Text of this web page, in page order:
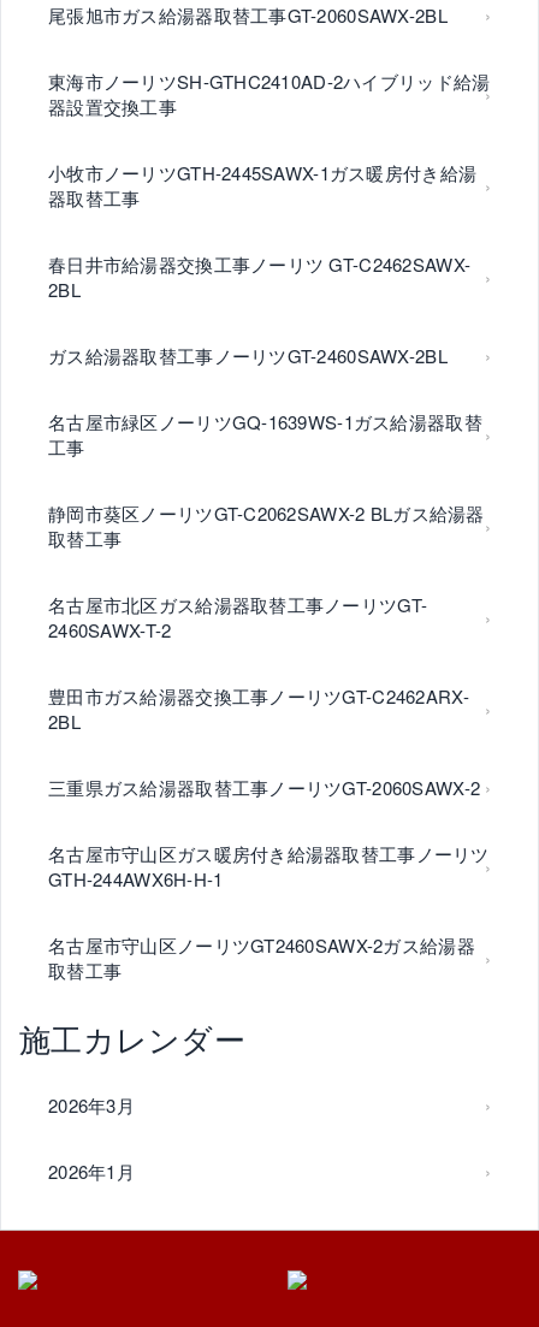
尾張旭市ガス給湯器取替工事GT-2060SAWX-2BL
東海市ノーリツSH-GTHC2410AD-2ハイブリッド給湯
器設置交換工事
小牧市ノーリツGTH-2445SAWX-1ガス暖房付き給湯
器取替工事
春日井市給湯器交換工事ノーリツ GT-C2462SAWX-
2BL
ガス給湯器取替工事ノーリツGT-2460SAWX-2BL
名古屋市緑区ノーリツGQ-1639WS-1ガス給湯器取替
工事
静岡市葵区ノーリツGT-C2062SAWX-2 BLガス給湯器
取替工事
名古屋市北区ガス給湯器取替工事ノーリツGT-
2460SAWX-T-2
豊田市ガス給湯器交換工事ノーリツGT-C2462ARX-
2BL
三重県ガス給湯器取替工事ノーリツGT-2060SAWX-2
名古屋市守山区ガス暖房付き給湯器取替工事ノーリツ
GTH-244AWX6H-H-1
名古屋市守山区ノーリツGT2460SAWX-2ガス給湯器
取替工事
施工カレンダー
2026年3月
2026年1月
2025年10月